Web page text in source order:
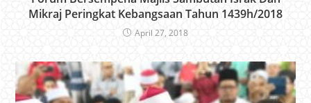
Mikraj Peringkat Kebangsaan Tahun 1439h/2018
April 27, 2018